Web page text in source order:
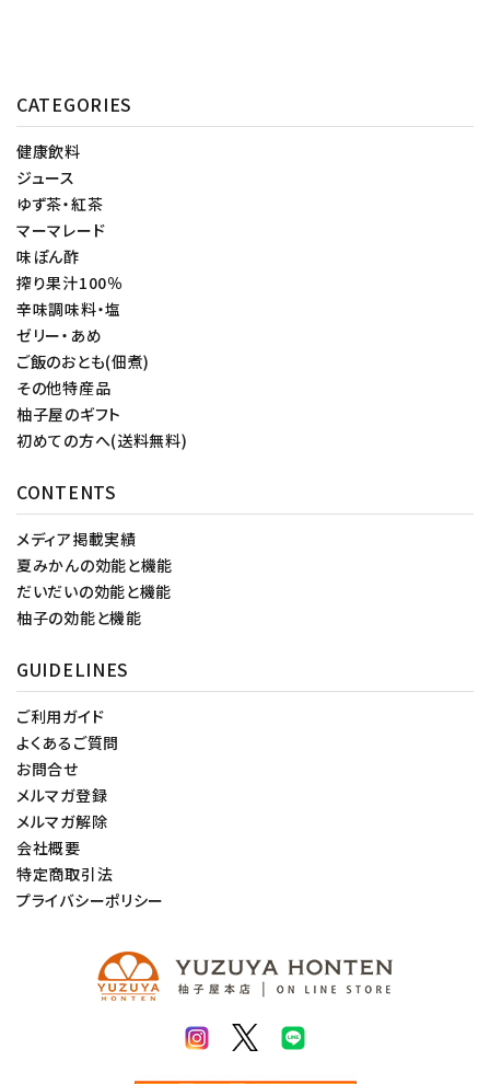
CATEGORIES
健康飲料
ジュース
ゆず茶・紅茶
マーマレード
味ぽん酢
搾り果汁100％
辛味調味料・塩
ゼリー・あめ
ご飯のおとも(佃煮)
その他特産品
柚子屋のギフト
初めての方へ(送料無料)
CONTENTS
メディア掲載実績
夏みかんの効能と機能
だいだいの効能と機能
柚子の効能と機能
GUIDELINES
ご利用ガイド
よくあるご質問
お問合せ
メルマガ登録
メルマガ解除
会社概要
特定商取引法
プライバシーポリシー